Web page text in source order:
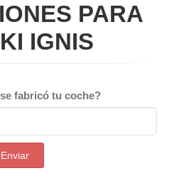
PARA
IGNIS
fabricó tu coche?
Enviar